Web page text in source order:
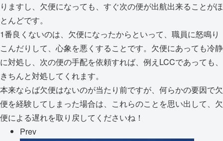
りますし、欠便になっても、すぐ次の便が出航出来ることがほ
とんどです。
1番良くないのは、欠便になったからといって、職員に怒鳴り
こんだりして、心象を悪くすることです。欠便にあっても冷静
に対処し、次の便の手配を依頼すれば、例えLCCであっても、
きちんと対処してくれます。
本来ならば欠便はないのが当たり前ですが、何らかの要因で欠
便を経験してしまった場合は、これらのことを思い出して、欠
便による遅れを取り戻してくださいね！
Prev